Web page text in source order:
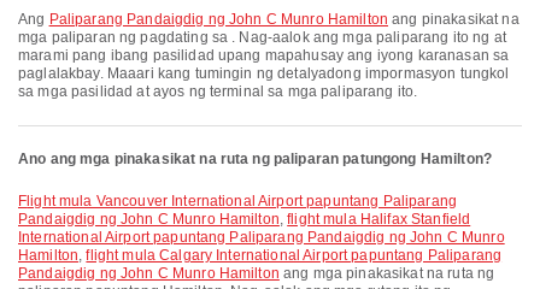
Ang Paliparang Pandaigdig ng John C Munro Hamilton ang pinakasikat na
mga paliparan ng pagdating sa . Nag-aalok ang mga paliparang ito ng at
marami pang ibang pasilidad upang mapahusay ang iyong karanasan sa
paglalakbay. Maaari kang tumingin ng detalyadong impormasyon tungkol
sa mga pasilidad at ayos ng terminal sa mga paliparang ito.
Ano ang mga pinakasikat na ruta ng paliparan patungong Hamilton?
flight mula Vancouver International Airport papuntang Paliparang
Pandaigdig ng John C Munro Hamilton,flight mula Halifax Stanfield
International Airport papuntang Paliparang Pandaigdig ng John C Munro
Hamilton,flight mula Calgary International Airport papuntang Paliparang
Pandaigdig ng John C Munro Hamilton ang mga pinakasikat na ruta ng